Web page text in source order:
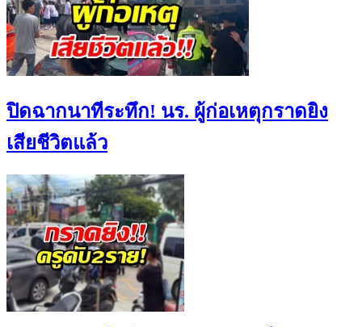
ปิดฉากนาทีระทึก! นร. ผู้ก่อเหตุกราดยิง
เสียชีวิตแล้ว